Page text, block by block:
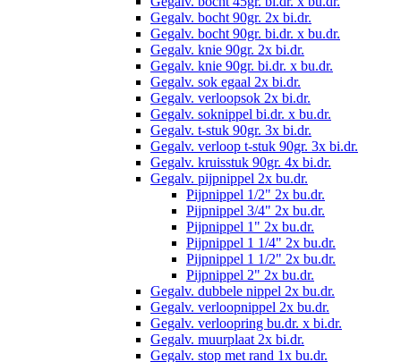
Gegalv. bocht 90gr. 2x bi.dr.
Gegalv. bocht 90gr. bi.dr. x bu.dr.
Gegalv. knie 90gr. 2x bi.dr.
Gegalv. knie 90gr. bi.dr. x bu.dr.
Gegalv. sok egaal 2x bi.dr.
Gegalv. verloopsok 2x bi.dr.
Gegalv. soknippel bi.dr. x bu.dr.
Gegalv. t-stuk 90gr. 3x bi.dr.
Gegalv. verloop t-stuk 90gr. 3x bi.dr.
Gegalv. kruisstuk 90gr. 4x bi.dr.
Gegalv. pijpnippel 2x bu.dr.
Pijpnippel 1/2" 2x bu.dr.
Pijpnippel 3/4" 2x bu.dr.
Pijpnippel 1" 2x bu.dr.
Pijpnippel 1 1/4" 2x bu.dr.
Pijpnippel 1 1/2" 2x bu.dr.
Pijpnippel 2" 2x bu.dr.
Gegalv. dubbele nippel 2x bu.dr.
Gegalv. verloopnippel 2x bu.dr.
Gegalv. verloopring bu.dr. x bi.dr.
Gegalv. muurplaat 2x bi.dr.
Gegalv. stop met rand 1x bu.dr.